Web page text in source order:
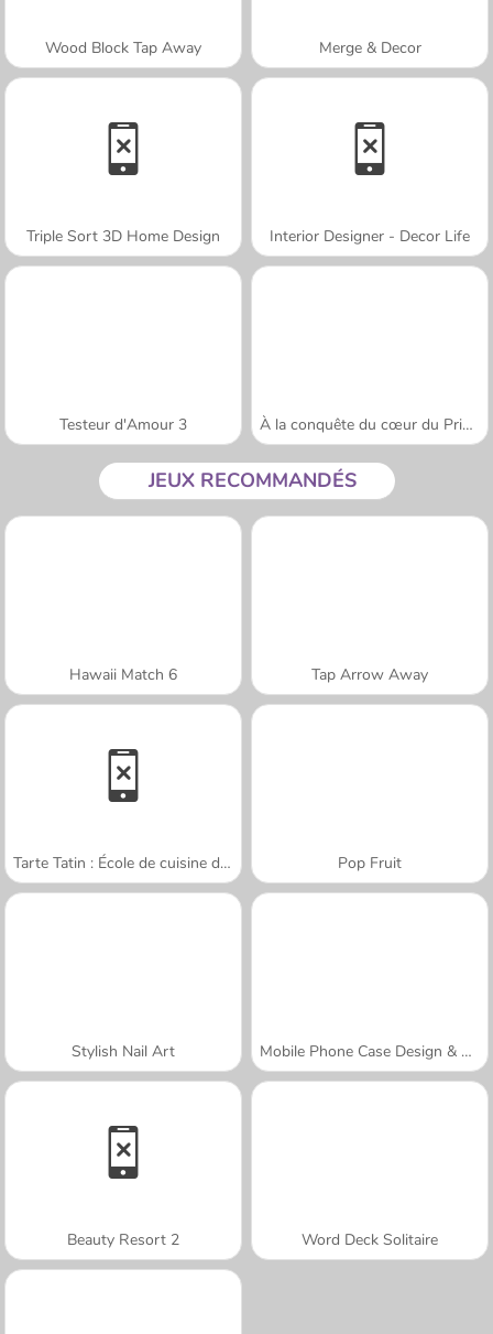
Wood Block Tap Away Merge & Decor
Triple Sort 3D Home Design Interior Designer - Decor Life
Testeur d'Amour 3 À la conquête du cœur du Prince
JEUX RECOMMANDÉS
Hawaii Match 6 Tap Arrow Away
Tarte Tatin : École de cuisine de Sara Pop Fruit
Stylish Nail Art Mobile Phone Case Design & DIY
Beauty Resort 2 Word Deck Solitaire